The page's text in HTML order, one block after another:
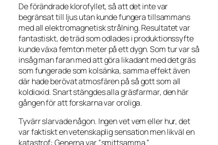
De förändrade klorofyllet, så att det inte var
begränsat till ljus utan kunde fungera tillsammans
med all elektromagnetisk strålning. Resultatet var
fantastiskt, de träd som odlades i produktionssyfte
kunde växa femton meter på ett dygn. Som tur var så
insåg man faran med att göra likadant med det gräs
som fungerade som kolsänka, samma effekt även
där hade berövat atmosfären på så gott som all
koldioxid. Snart stängdes alla gräsfarmar, den här
gången för att forskarna var oroliga.
Tyvärr slarvade någon. Ingen vet vem eller hur, det
var faktiskt en vetenskaplig sensation men likväl en
katastrof: Generna var ”smittsamma.”